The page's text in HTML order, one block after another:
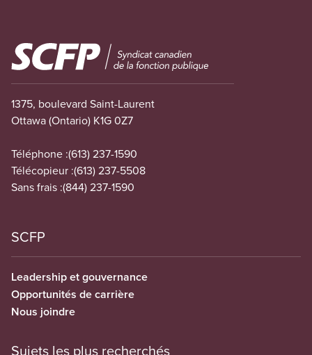
Image
1375, boulevard Saint-Laurent
Ottawa (Ontario) K1G 0Z7
Téléphone :(613) 237-1590
Télécopieur :(613) 237-5508
Sans frais :(844) 237-1590
SCFP
Leadership et gouvernance
Opportunités de carrière
Nous joindre
Sujets les plus recherchés